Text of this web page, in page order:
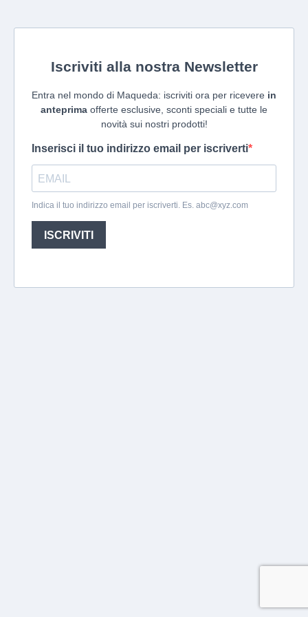
Iscriviti alla nostra Newsletter
Entra nel mondo di Maqueda: iscriviti ora per ricevere in
anteprima offerte esclusive, sconti speciali e tutte le
novità sui nostri prodotti!
Inserisci il tuo indirizzo email per iscriverti
Indica il tuo indirizzo email per iscriverti. Es. abc@xyz.com
ISCRIVITI